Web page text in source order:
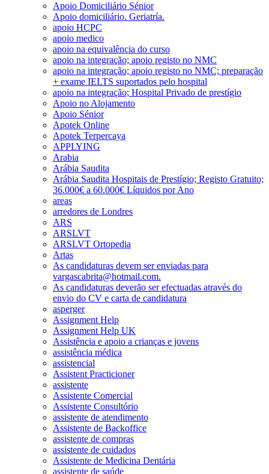
Apoio Domiciliário Sénior
Apoio domiciliário. Geriatría.
apoio HCPC
apoio medico
apoio na equivalência do curso
apoio na integração; apoio registo no NMC
apoio na integração; apoio registo no NMC; preparação
+ exame IELTS suportados pelo hospital
apoio na integração; Hospital Privado de prestígio
Apoio no Alojamento
Apoio Sénior
Apotek Online
Apotek Terpercaya
APPLYING
Arabia
Arábia Saudita
Arábia Saudita Hospitais de Prestígio; Registo Gratuito;
36.000€ a 60.000€ Líquidos por Ano
areas
arredores de Londres
ARS
ARSLVT
ARSLVT Ortopedia
Artas
As candidaturas devem ser enviadas para
vargascabrita@hotmail.com.
As candidaturas deverão ser efectuadas através do
envio do CV e carta de candidatura
asperger
Assignment Help
Assignment Help UK
Assistência e apoio a crianças e jovens
assistência médica
assistencial
Assistent Practicioner
assistente
Assistente Comercial
Assistente Consultório
assistente de atendimento
Assistente de Backoffice
assistente de compras
assistente de cuidados
Assistente de Medicina Dentária
assistente de saúde